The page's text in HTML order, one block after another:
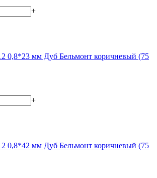
+
0,8*23 мм Дуб Бельмонт коричневый (75
+
0,8*42 мм Дуб Бельмонт коричневый (75